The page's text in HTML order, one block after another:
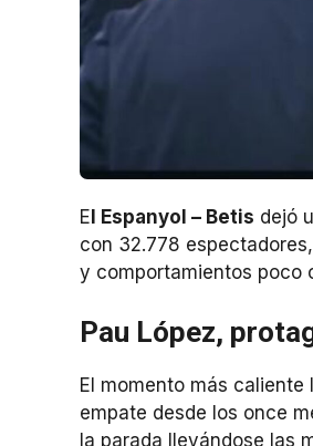
E l Espanyol – Betis dejó
con 32.778
y comportamientos poco
Pau López,
El momento más caliente
empate desde los once
la parada llevándose las